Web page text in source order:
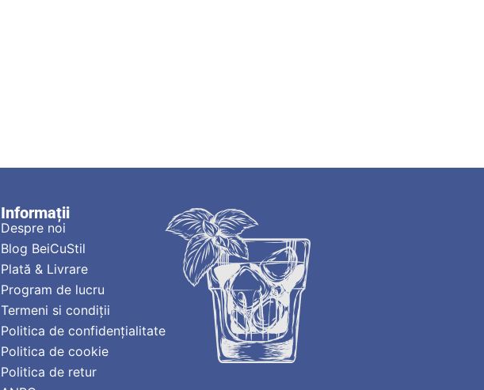
Informații
Despre noi
Blog BeiCuStil
Plată & Livrare
Program de lucru
Termeni si condiții
Politica de confidențialitate
Politica de cookie
Politica de retur